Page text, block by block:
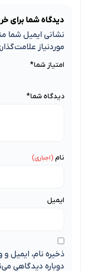
دیدگاه شما برای
نشانی ایمیل شما
موردنیاز
امتیاز شما*
دیدگاه شما*
نام
ایمیل
ذخیره نام، ایمیل
دوباره دیدگاهی